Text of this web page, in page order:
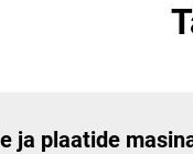
ja plaatide